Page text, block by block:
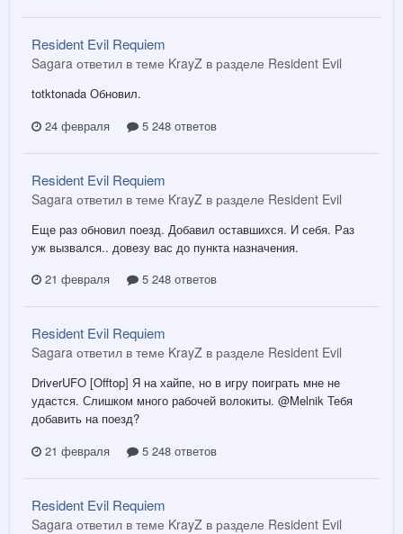
Resident Evil Requiem
Sagara ответил в теме KrayZ в разделе Resident Evil
totktonada Обновил.
24 февраля
5 248 ответов
Resident Evil Requiem
Sagara ответил в теме KrayZ в разделе Resident Evil
Еще раз обновил поезд. Добавил оставшихся. И себя. Раз
уж вызвался.. довезу вас до пункта назначения.
21 февраля
5 248 ответов
Resident Evil Requiem
Sagara ответил в теме KrayZ в разделе Resident Evil
DriverUFO [Offtop] Я на хайпе, но в игру поиграть мне не
удастся. Слишком много рабочей волокиты. @Melnik Тебя
добавить на поезд?
21 февраля
5 248 ответов
Resident Evil Requiem
Sagara ответил в теме KrayZ в разделе Resident Evil